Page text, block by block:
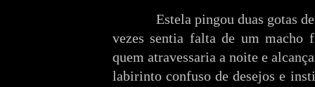
Estela pingou duas gotas
vezes sentia falta de um macho
quem atravessaria a noite e
labirinto confuso de desejos e